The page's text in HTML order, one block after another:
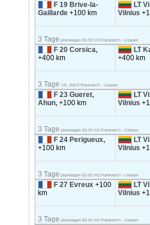
F 19 Brive-la-
Gaillarde+100 km
LT
Vilnius
3 Tage planwagen 82-92 m3 Frankreich - Litauen
F 20 Corsica,
+400 km
LT
+400 km
3 Tage <2t, 20m3 Frankreich - Litauen
F 23 Gueret,
Ahun,+100 km
LT
Vilnius
3 Tage planwagen 82-92 m3 Frankreich - Litauen
F 24 Perigueux,
+100 km
LT
Vilnius
3 Tage planwagen 82-92 m3 Frankreich - Litauen
F 27 Evreux+100
km
LT
Vilnius
3 Tage planwagen 82-92 m3 Frankreich - Litauen